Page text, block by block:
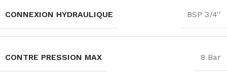
CONNEXION HYDRAULIQUE BSP 3/4''
CONTRE PRESSION MAX 8 Bar